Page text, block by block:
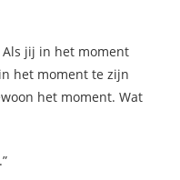
Als jij in het moment
het moment te zijn
het moment. Wat